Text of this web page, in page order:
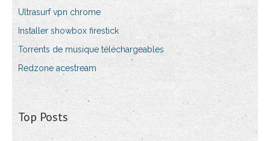
Ultrasurf vpn chrome
Installer showbox firestick
Torrents de musique téléchargeables
Redzone acestream
Top Posts